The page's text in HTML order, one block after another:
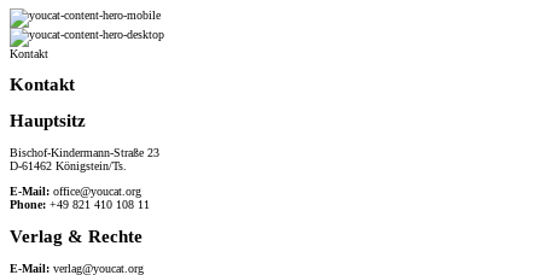
Kontakt
Kontakt
Hauptsitz
Bischof-Kindermann-Straße 23
D-61462 Königstein/Ts.
E-Mail: office@youcat.org
Phone: +49 821 410 108 11
Verlag & Rechte
E-Mail: verlag@youcat.org